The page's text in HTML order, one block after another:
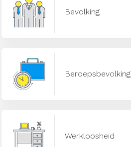
Bevolking
Beroepsbevolking
Werkloosheid